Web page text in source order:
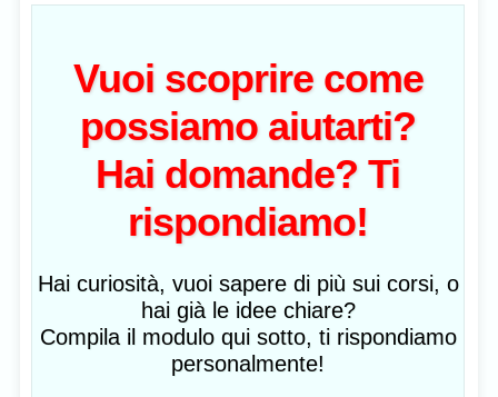
Vuoi scoprire come
possiamo aiutarti?
Hai domande? Ti
rispondiamo!
Hai curiosità, vuoi sapere di più sui corsi, o
hai già le idee chiare?
Compila il modulo qui sotto, ti rispondiamo
personalmente!